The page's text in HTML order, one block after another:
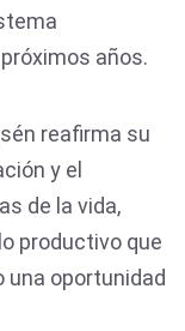
años.
reafirma su
y el
de la vida,
productivo que
una oportunidad